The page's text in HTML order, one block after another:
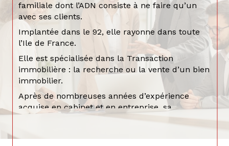
familiale dont l’ADN consiste à ne faire qu’un
avec ses clients.
Implantée dans le 92, elle rayonne dans toute
l’Ile de France.
Elle est spécialisée dans la Transaction
immobilière : la recherche ou la vente d’un bien
immobilier.
Après de nombreuses années d’expérience
acquise en cabinet et en entreprise, sa
présidente, Rolande, juriste de formation, a créé